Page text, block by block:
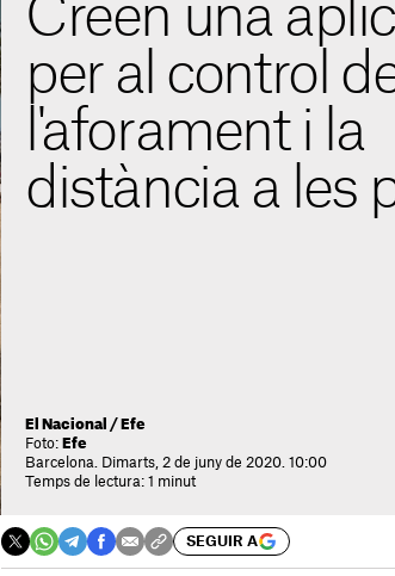
Creen una
per al control
l'aforament i la
distància a les
El Nacional / Efe
Foto: Efe
Barcelona. Dimarts, 2 de juny de 2020. 10:00
Temps de lectura: 1 minut
SEGUIR A